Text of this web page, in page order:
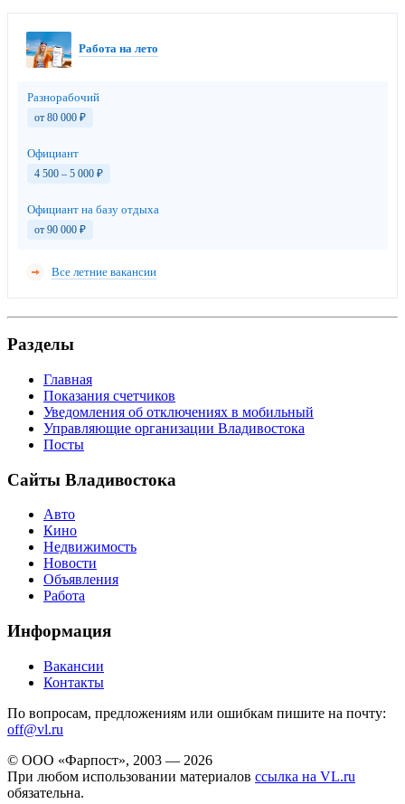
Работа на лето
Разнорабочий
от 80 000 ₽
Официант
4 500 – 5 000 ₽
Официант на базу отдыха
от 90 000 ₽
Все летние вакансии
Разделы
Главная
Показания счетчиков
Уведомления об отключениях в мобильный
Управляющие организации Владивостока
Посты
Сайты Владивостока
Авто
Кино
Недвижимость
Новости
Объявления
Работа
Информация
Вакансии
Контакты
По вопросам, предложениям или ошибкам пишите на почту:
off@vl.ru
© ООО «Фарпост», 2003 — 2026
При любом использовании материалов ссылка на VL.ru
обязательна.